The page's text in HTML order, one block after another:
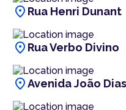
location_on Rua Henri Dunant
location_on Rua Verbo Divino
location_onAvenida João Dias